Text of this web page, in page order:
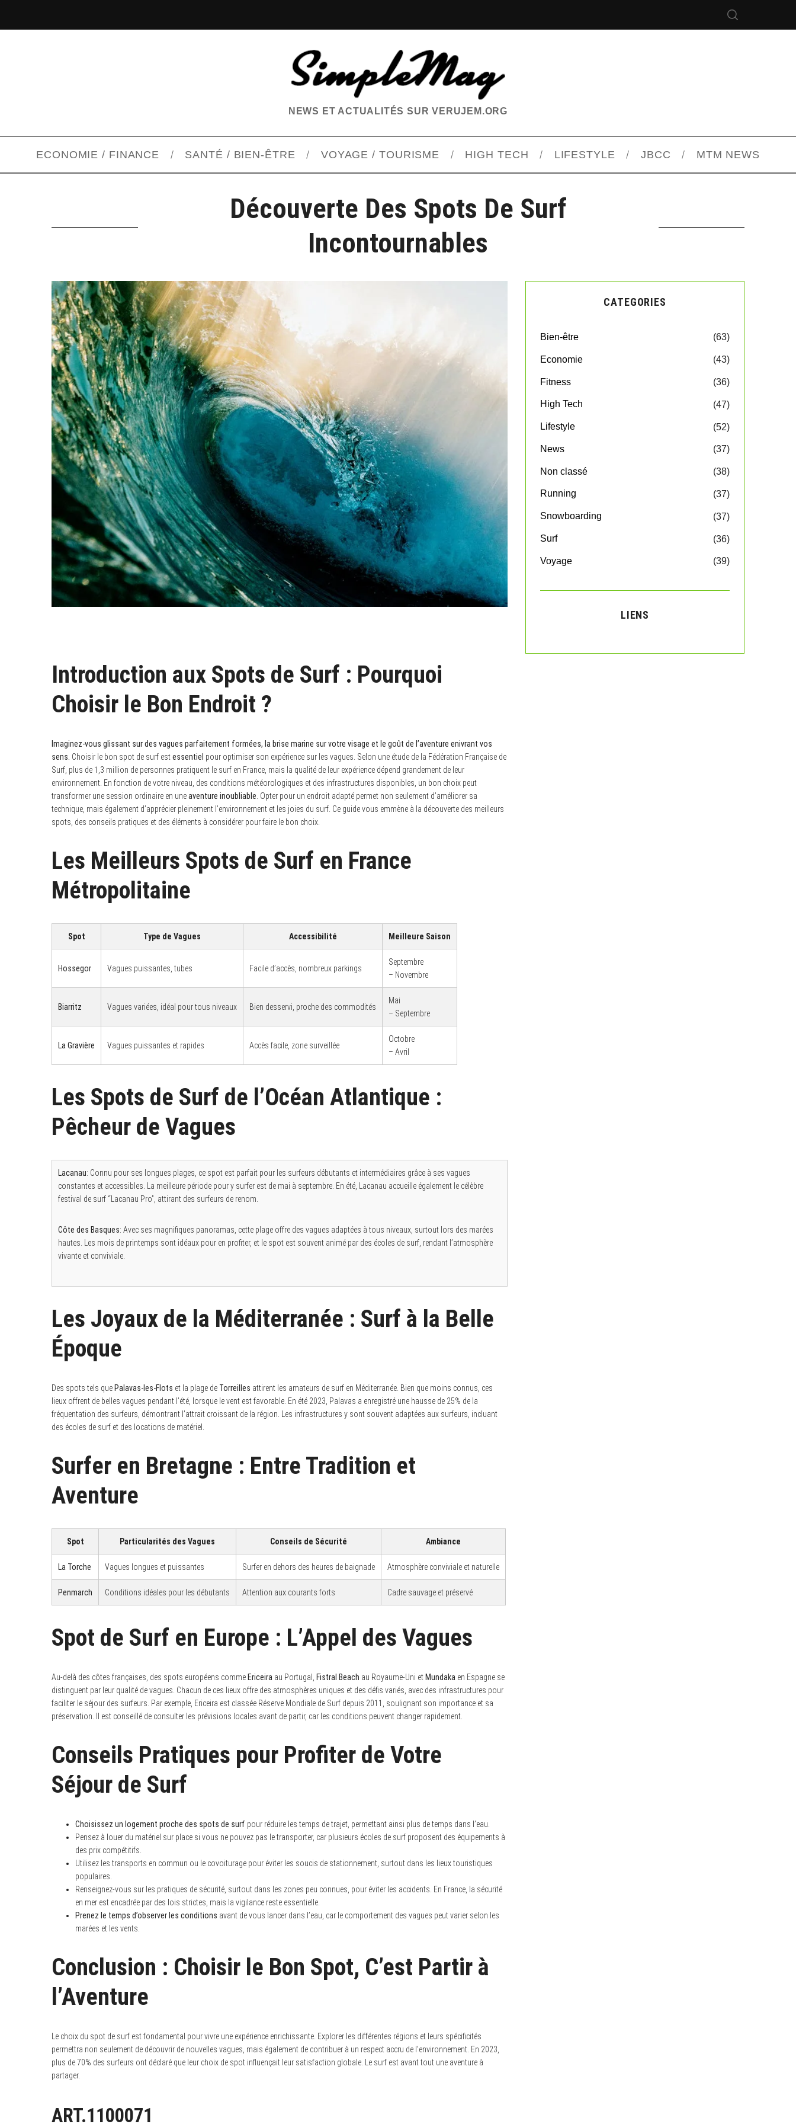
NEWS ET ACTUALITÉS SUR VERUJEM.ORG
ECONOMIE / FINANCE SANTÉ / BIEN-ÊTRE VOYAGE / TOURISME HIGH TECH LIFESTYLE JBCC MTM NEWS
Découverte Des Spots De Surf
Incontournables
Introduction aux Spots de Surf : Pourquoi
Choisir le Bon Endroit ?
Imaginez-vous glissant sur des vagues parfaitement formées, la brise marine sur votre visage et le goût de l’aventure enivrant vos
sens. Choisir le bon spot de surf estessentiel pour optimiser son expérience sur les vagues. Selon une étude de la Fédération Française de
Surf, plus de 1,3 million de personnes pratiquent le surf en France, mais la qualité de leur expérience dépend grandement de leur
environnement. En fonction de votre niveau, des conditions météorologiques et des infrastructures disponibles, un bon choix peut
transformer une session ordinaire en uneaventure inoubliable . Opter pour un endroit adapté permet non seulement d’améliorer sa
technique, mais également d’apprécier pleinement l’environnement et les joies du surf. Ce guide vous emmène à la découverte des meilleurs
spots, des conseils pratiques et des éléments à considérer pour faire le bon choix.
Les Meilleurs Spots de Surf en France
Métropolitaine
Spot Type de Vagues Accessibilité Meilleure Saison
Hossegor Vagues puissantes, tubes Facile d’accès, nombreux parkings
Septembre
– Novembre
Biarritz Vagues variées, idéal pour tous niveaux Bien desservi, proche des commodités
Mai
– Septembre
La Gravière Vagues puissantes et rapides Accès facile, zone surveillée
Octobre
– Avril
Les Spots de Surf de l’Océan Atlantique :
Pêcheur de Vagues
Lacanau: Connu pour ses longues plages, ce spot est parfait pour les surfeurs débutants et intermédiaires grâce à ses vagues
constantes et accessibles. La meilleure période pour y surfer est de mai à septembre. En été, Lacanau accueille également le célèbre
festival de surf “Lacanau Pro”, attirant des surfeurs de renom.
Côte des Basques: Avec ses magnifiques panoramas, cette plage offre des vagues adaptées à tous niveaux, surtout lors des marées
hautes. Les mois de printemps sont idéaux pour en profiter, et le spot est souvent animé par des écoles de surf, rendant l’atmosphère
vivante et conviviale.
Les Joyaux de la Méditerranée : Surf à la Belle
Époque
Des spots tels que Palavas-les-Flots et la plage de Torreilles attirent les amateurs de surf en Méditerranée. Bien que moins connus, ces
lieux offrent de belles vagues pendant l’été, lorsque le vent est favorable. En été 2023, Palavas a enregistré une hausse de 25% de la
fréquentation des surfeurs, démontrant l’attrait croissant de la région. Les infrastructures y sont souvent adaptées aux surfeurs, incluant
des écoles de surf et des locations de matériel.
Surfer en Bretagne : Entre Tradition et
Aventure
Spot Particularités des Vagues Conseils de Sécurité Ambiance
La Torche Vagues longues et puissantes Surfer en dehors des heures de baignade Atmosphère conviviale et naturelle
Penmarch Conditions idéales pour les débutants Attention aux courants forts Cadre sauvage et préservé
Spot de Surf en Europe : L’Appel des Vagues
Au-delà des côtes françaises, des spots européens comme Ericeira au Portugal, Fistral Beach au Royaume-Uni et Mundaka en Espagne se
distinguent par leur qualité de vagues. Chacun de ces lieux offre des atmosphères uniques et des défis variés, avec des infrastructures pour
faciliter le séjour des surfeurs. Par exemple, Ericeira est classée Réserve Mondiale de Surf depuis 2011, soulignant son importance et sa
préservation. Il est conseillé de consulter les prévisions locales avant de partir, car les conditions peuvent changer rapidement.
Conseils Pratiques pour Profiter de Votre
Séjour de Surf
Choisissez un logement proche des spots de surf pour réduire les temps de trajet, permettant ainsi plus de temps dans l’eau.
Pensez à louer du matériel sur place si vous ne pouvez pas le transporter, car plusieurs écoles de surf proposent des équipements à
des prix compétitifs.
Utilisez les transports en commun ou le covoiturage pour éviter les soucis de stationnement, surtout dans les lieux touristiques
populaires.
Renseignez-vous sur les pratiques de sécurité, surtout dans les zones peu connues, pour éviter les accidents. En France, la sécurité
en mer est encadrée par des lois strictes, mais la vigilance reste essentielle.
Prenez le temps d’observer les conditions avant de vous lancer dans l’eau, car le comportement des vagues peut varier selon les
marées et les vents.
Conclusion : Choisir le Bon Spot, C’est Partir à
l’Aventure
Le choix du spot de surf est fondamental pour vivre une expérience enrichissante. Explorer les différentes régions et leurs spécificités
permettra non seulement de découvrir de nouvelles vagues, mais également de contribuer à un respect accru de l’environnement. En 2023,
plus de 70% des surfeurs ont déclaré que leur choix de spot influençait leur satisfaction globale. Le surf est avant tout une aventure à
partager.
ART.1100071
CATEGORIES
Bien-être (63)
Economie (43)
Fitness (36)
High Tech (47)
Lifestyle (52)
News (37)
Non classé (38)
Running (37)
Snowboarding (37)
Surf (36)
Voyage (39)
LIENS
e
h
: